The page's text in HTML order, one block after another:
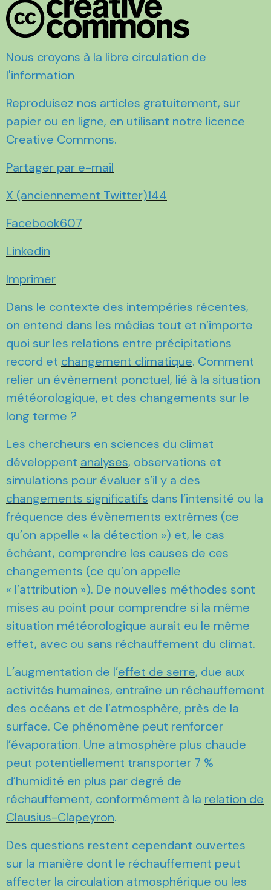
Nous croyons à la libre circulation de
l'information
Reproduisez nos articles gratuitement, sur
papier ou en ligne, en utilisant notre licence
Creative Commons.
Partager par e-mail
X (anciennement Twitter)144
Facebook607
Linkedin
Imprimer
Dans le contexte des intempéries récentes,
on entend dans les médias tout et n’importe
quoi sur les relations entre précipitations
record et changement climatique. Comment
relier un évènement ponctuel, lié à la situation
météorologique, et des changements sur le
long terme ?
Les chercheurs en sciences du climat
développent analyses, observations et
simulations pour évaluer s’il y a des
changements significatifs dans l’intensité ou la
fréquence des évènements extrêmes (ce
qu’on appelle « la détection ») et, le cas
échéant, comprendre les causes de ces
changements (ce qu’on appelle
« l’attribution »). De nouvelles méthodes sont
mises au point pour comprendre si la même
situation météorologique aurait eu le même
effet, avec ou sans réchauffement du climat.
L’augmentation de l’effet de serre, due aux
activités humaines, entraîne un réchauffement
des océans et de l’atmosphère, près de la
surface. Ce phénomène peut renforcer
l’évaporation. Une atmosphère plus chaude
peut potentiellement transporter 7 %
d’humidité en plus par degré de
réchauffement, conformément à la relation de
Clausius-Clapeyron.
Des questions restent cependant ouvertes
sur la manière dont le réchauffement peut
affecter la circulation atmosphérique ou les